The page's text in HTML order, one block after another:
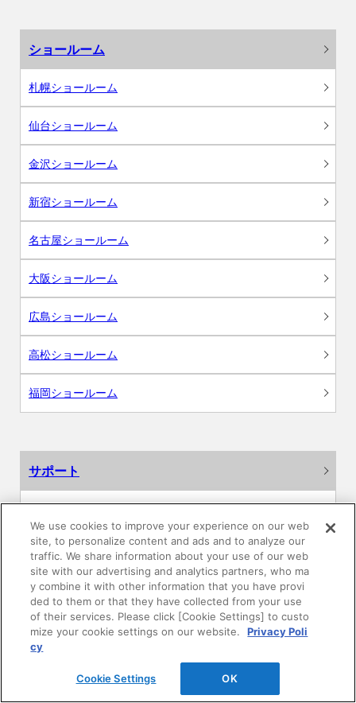
ショールーム
札幌ショールーム
仙台ショールーム
金沢ショールーム
新宿ショールーム
名古屋ショールーム
大阪ショールーム
広島ショールーム
高松ショールーム
福岡ショールーム
サポート
よくあるご質問
カタログ閲覧・資料請求
各種データダウンロード
WEB見積・各種シミュレーション
修理・点検
We use cookies to improve your experience on our web
site, to personalize content and ads and to analyze our
traffic. We share information about your use of our web
site with our advertising and analytics partners, who ma
y combine it with other information that you have provi
ded to them or that they have collected from your use
of their services. Please click [Cookie Settings] to custo
mize your cookie settings on our website.
Privacy Poli
cy
Cookie Settings OK